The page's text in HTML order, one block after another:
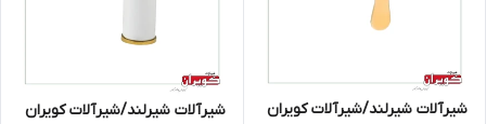
شیرآلات شیرلند/شیرآلات کویران
شیرآلات شیرلند/شیرآلات کویران